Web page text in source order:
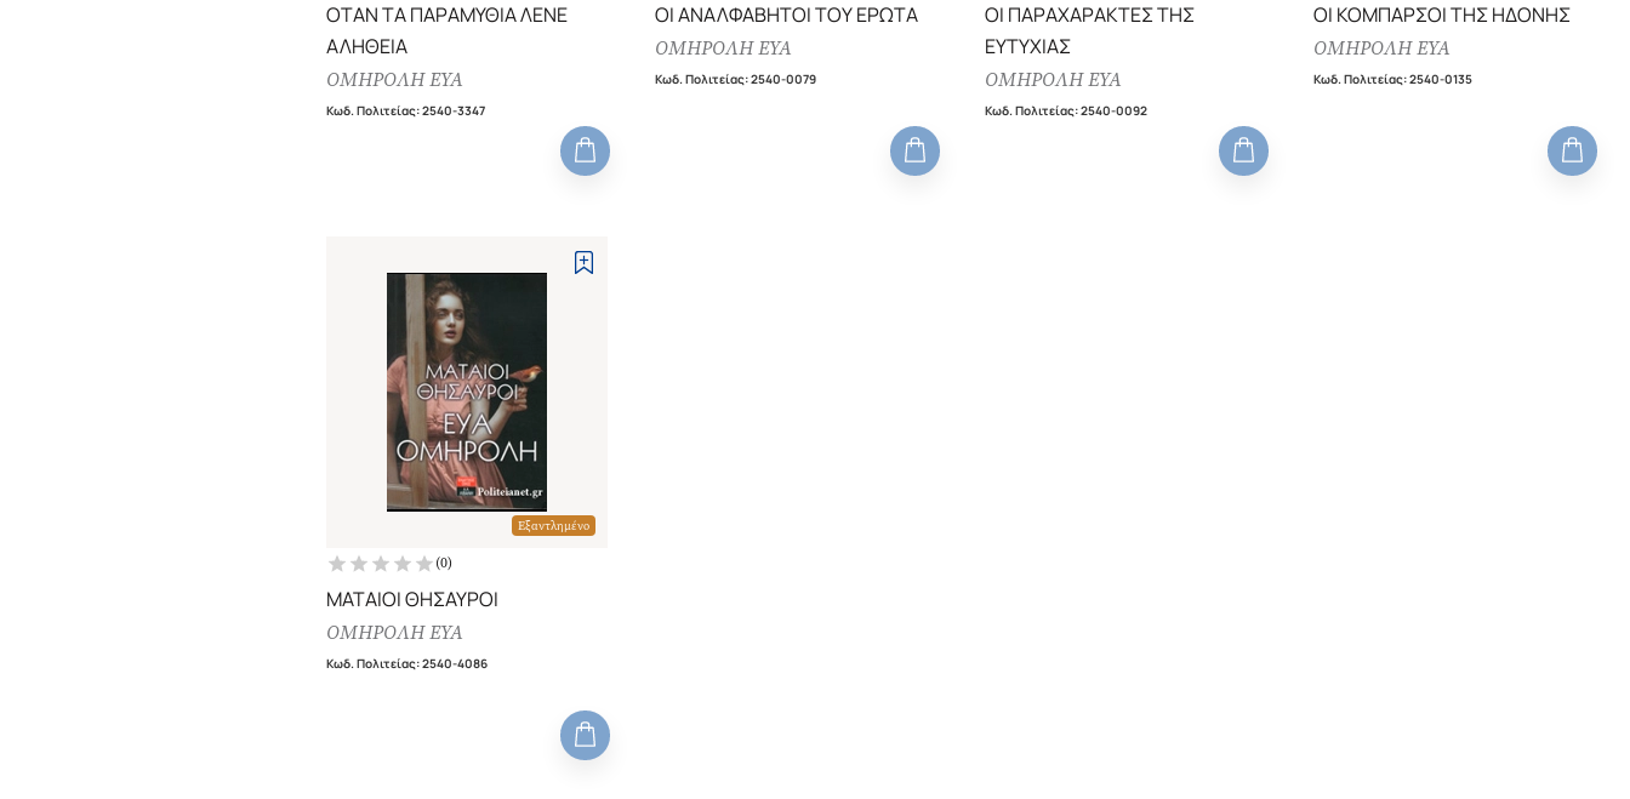
ΟΤΑΝ ΤΑ ΠΑΡΑΜΥΘΙΑ ΛΕΝΕ
ΑΛΗΘΕΙΑ
ΟΜΗΡΟΛΗ ΕΥΑ
Κωδ. Πολιτείας:2540-3347
ΟΙ ΑΝΑΛΦΑΒΗΤΟΙ ΤΟΥ ΕΡΩΤΑ
ΟΜΗΡΟΛΗ ΕΥΑ
Κωδ. Πολιτείας:2540-0079
ΟΙ ΠΑΡΑΧΑΡΑΚΤΕΣ ΤΗΣ
ΕΥΤΥΧΙΑΣ
ΟΜΗΡΟΛΗ ΕΥΑ
Κωδ. Πολιτείας:2540-0092
ΟΙ ΚΟΜΠΑΡΣΟΙ ΤΗΣ ΗΔΟΝΗΣ
ΟΜΗΡΟΛΗ ΕΥΑ
Κωδ. Πολιτείας:2540-0135
Εξαντλημένο
(0)
ΜΑΤΑΙΟΙ ΘΗΣΑΥΡΟΙ
ΟΜΗΡΟΛΗ ΕΥΑ
Κωδ. Πολιτείας:2540-4086